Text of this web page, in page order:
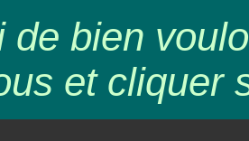
de bien
et cliquer